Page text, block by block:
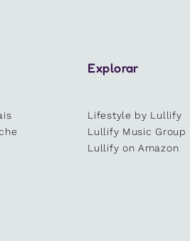
Explorar
Lifestyle by Lullify
Lullify Music Group
Lullify on Amazon